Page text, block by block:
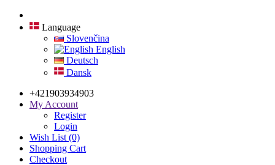
Language
Slovenčina
English
Deutsch
Dansk
+421903934903
My Account
Register
Login
Wish List (0)
Shopping Cart
Checkout